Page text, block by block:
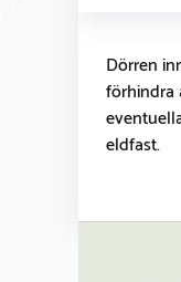
Dörren
förhindra
eldfast.